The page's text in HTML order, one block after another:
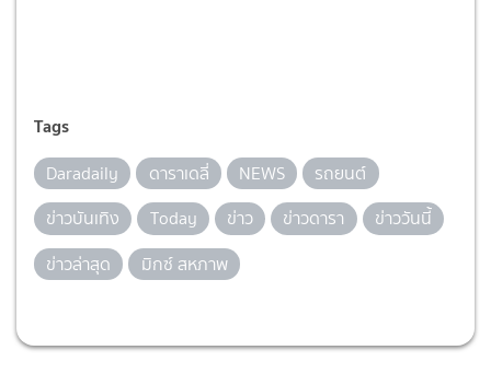
Tags
Daradaily ดาราเดลี่ NEWS
รถยนต์
ข่าวบันเทิง
Today ข่าว ข่าวดารา
ข่าววันนี้
ข่าวล่าสุด
มิกซ์ สหภาพ